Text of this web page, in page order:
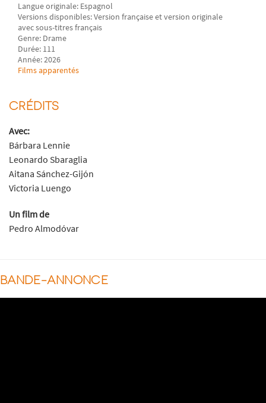
Langue originale: Espagnol
Versions disponibles: Version française et version originale
avec sous-titres français
Genre: Drame
Durée: 111
Année: 2026
Films apparentés
CRÉDITS
Avec:
Bárbara Lennie
Leonardo Sbaraglia
Aitana Sánchez-Gijón
Victoria Luengo
Un film de
Pedro Almodóvar
BANDE-ANNONCE